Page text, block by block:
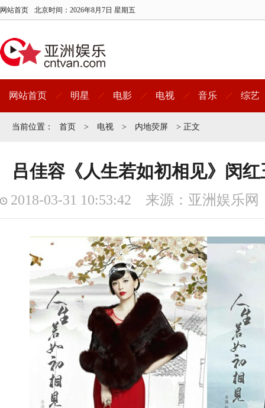
网站首页 北京时间： 2026年8月7日 星期五
网站首页 明星 电影 电视 音乐 综艺
当前位置： 首页 > 电视 > 内地荧屏 > 正文
吕佳容《人生若如初相见》闵
2018-03-31 10:53:42 来源：亚洲娱乐网